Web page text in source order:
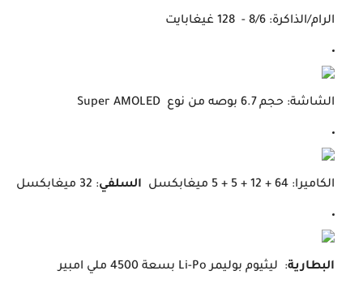
الرام/الذاكرة: 8/6 - 128 غيغابايت
الشاشة: حجم 6.7 بوصه من نوع Super AMOLED
الكاميرا: 64 + 12 + 5 + 5 ميغابكسل السلفي: 32 ميغابكسل
البطارية: ليثيوم بوليمر Li-Po بسعة 4500 ملي امبير